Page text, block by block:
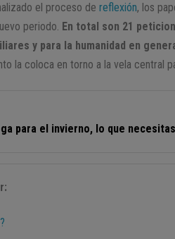
el proceso dereflexión, los
periodo. En total son 21
y para la humanidad en
la coloca en torno a la vela central
para el invierno, lo que